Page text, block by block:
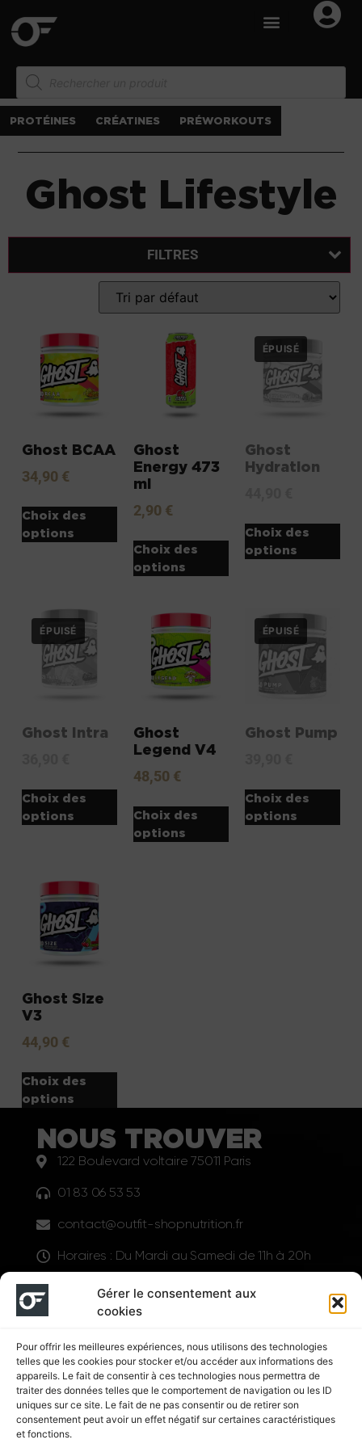
Gérer le consentement aux
cookies
Pour offrir les meilleures expériences, nous utilisons des technologies
telles que les cookies pour stocker et/ou accéder aux informations des
appareils. Le fait de consentir à ces technologies nous permettra de
traiter des données telles que le comportement de navigation ou les ID
uniques sur ce site. Le fait de ne pas consentir ou de retirer son
consentement peut avoir un effet négatif sur certaines caractéristiques
et fonctions.
PROTÉINES CRÉATINES PRÉWORKOUTS
Ghost Lifestyle
FILTRES
Ghost BCAA
34,90 €
Choix des
options
Ghost
Energy 473
ml
2,90 €
Choix des
options
Ghost
Hydration
Choix des
options
Ghost Intra
Choix des
options
Ghost
Legend V4
48,50 €
Choix des
options
Ghost Pump
Choix des
options
Ghost Size
V3
44,90 €
Choix des
options
NOUS TROUVER
122 Boulevard voltaire 75011 Paris
01 83 06 53 53
contact@outfit-shopnutrition.fr
Horaires : Du Mardi au Samedi de 11h à 20h
LIENS UTILES
Suivez nous